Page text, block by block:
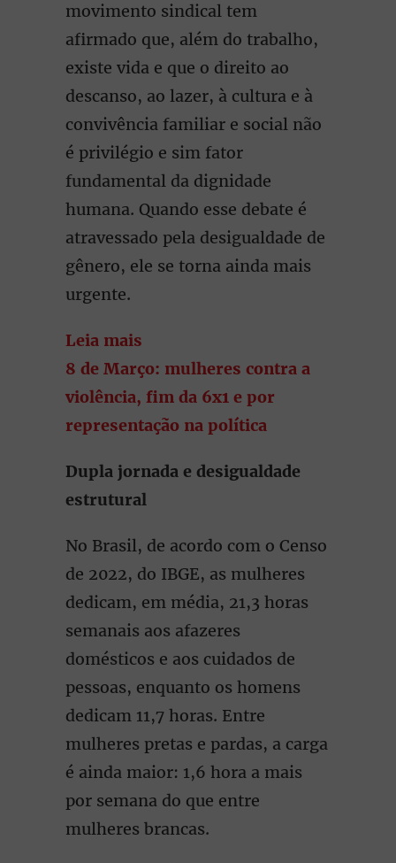
movimento sindical tem
afirmado que, além do trabalho,
existe vida e que o direito ao
descanso, ao lazer, à cultura e à
convivência familiar e social não
é privilégio e sim fator
fundamental da dignidade
humana. Quando esse debate é
atravessado pela desigualdade de
gênero, ele se torna ainda mais
urgente.
Leia mais
8 de Março: mulheres contra a
violência, fim da 6x1 e por
representação na política
Dupla jornada e desigualdade
estrutural
No Brasil, de acordo com o Censo
de 2022, do IBGE, as mulheres
dedicam, em média, 21,3 horas
semanais aos afazeres
domésticos e aos cuidados de
pessoas, enquanto os homens
dedicam 11,7 horas. Entre
mulheres pretas e pardas, a carga
é ainda maior: 1,6 hora a mais
por semana do que entre
mulheres brancas.